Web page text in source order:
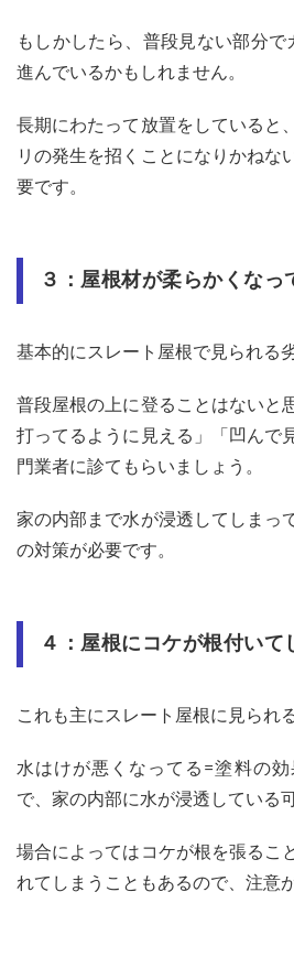
もしかしたら、普段見ない部分
進んでいるかもしれません。
長期にわたって放置をしていると
リの発生を招くことになりかねな
要です。
３：屋根材が柔らかくなっ
基本的にスレート屋根で見られる
普段屋根の上に登ることはないと
打ってるように見える」「凹んで
門業者に診てもらいましょう。
家の内部まで水が浸透してしまっ
の対策が必要です。
４：屋根にコケが根付いて
これも主にスレート屋根に見られ
水はけが悪くなってる=塗料の
で、家の内部に水が浸透している
場合によってはコケが根を張るこ
れてしまうこともあるので、注意